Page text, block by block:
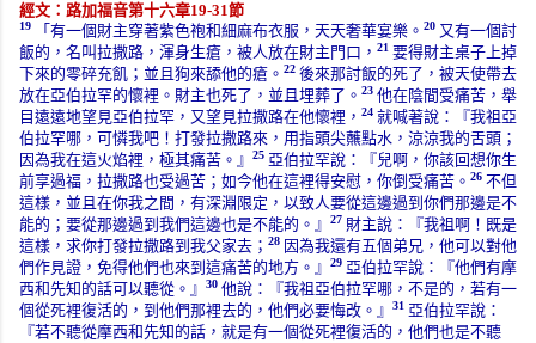
經文：路加福音第十六章19-31節
19 「有一個財主穿著紫色袍和細麻布衣服，天天奢華宴樂。 20 又有一個討
飯的，名叫拉撒路，渾身生瘡，被人放在財主門口， 21 要得財主桌子上掉
下來的零碎充飢；並且狗來舔他的瘡。 22 後來那討飯的死了，被天使帶去
放在亞伯拉罕的懷裡。財主也死了，並且埋葬了。 23 他在陰間受痛苦，舉
目遠遠地望見亞伯拉罕，又望見拉撒路在他懷裡， 24 就喊著說：『我祖亞
伯拉罕哪，可憐我吧！打發拉撒路來，用指頭尖蘸點水，涼涼我的舌頭；
因為我在這火焰裡，極其痛苦。』
25 亞伯拉罕說：『兒啊，你該回想你生
前享過福，拉撒路也受過苦；如今他在這裡得安慰，你倒受痛苦。 26 不但
這樣，並且在你我之間，有深淵限定，以致人要從這邊過到你們那邊是不
能的；要從那邊過到我們這邊也是不能的。』
27 財主說：『我祖啊！既是
這樣，求你打發拉撒路到我父家去； 28 因為我還有五個弟兄，他可以對他
們作見證，免得他們也來到這痛苦的地方。』
29 亞伯拉罕說：『他們有摩
西和先知的話可以聽從。』
30 他說：『我祖亞伯拉罕哪，不是的，若有一
個從死裡復活的，到他們那裡去的，他們必要悔改。』
31 亞伯拉罕說：
『若不聽從摩西和先知的話，就是有一個從死裡復活的，他們也是不聽